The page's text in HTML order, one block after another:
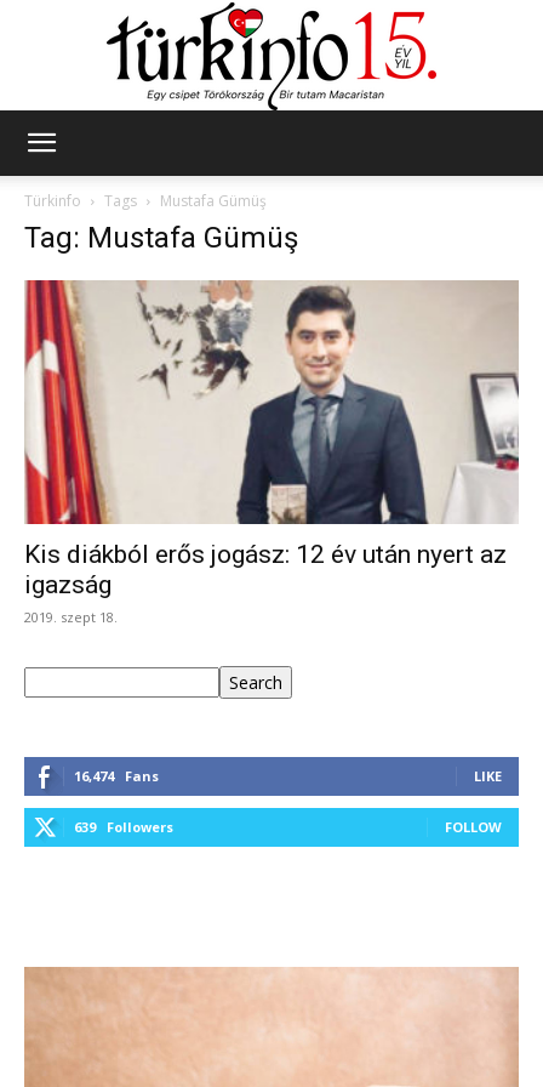
Türkinfo
Tags Mustafa Gümüş
Tag: Mustafa Gümüş
Kis diákból erős jogász: 12 év után nyert az
igazság
2019. szept 18.
Search
16,474 Fans LIKE
639 Followers FOLLOW